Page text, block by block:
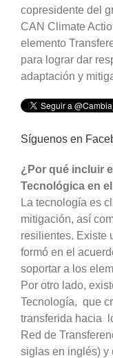
copresidente del
CAN Climate
elemento
para lograr dar
adaptación y
Síguenos en
¿Por qué incluir
Tecnológica en
La tecnología es
mitigación, así
resilientes. Existe
formó en el
soportar a los
Por otro lado,
Tecnología, que
transferida hacia
Red de
siglas en inglés) y